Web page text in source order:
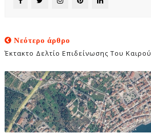
Νεότερο άρθρο
Έκτακτο Δελτίο Επιδείνωσης Του Καιρού